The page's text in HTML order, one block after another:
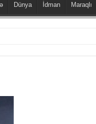
Dünya İdman Maraqlı